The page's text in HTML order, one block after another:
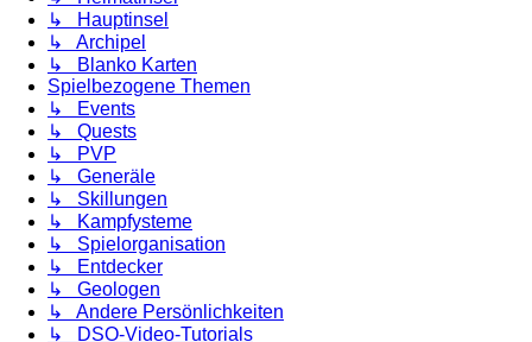
↳ Hauptinsel
↳ Archipel
↳ Blanko Karten
Spielbezogene Themen
↳ Events
↳ Quests
↳ PVP
↳ Generäle
↳ Skillungen
↳ Kampfysteme
↳ Spielorganisation
↳ Entdecker
↳ Geologen
↳ Andere Persönlichkeiten
↳ DSO-Video-Tutorials